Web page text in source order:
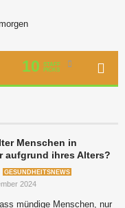
10
STAFF
PICKS
Menschen in
aufgrund ihres Alters?
GESUNDHEITSNEWS
2024
mündige Menschen, nur